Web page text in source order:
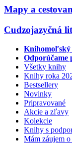
Mapy a
Cudzojazyčná
Knihomoľský
Odporúčame
Všetky knihy
Knihy roka
Bestsellery
Novinky
Pripravované
Akcie a zľavy
Kolekcie
Knihy s
Mám záujem